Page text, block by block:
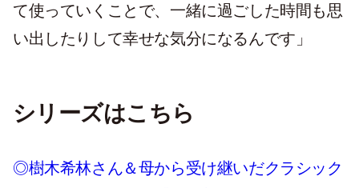
て使っていくことで、一緒に過ごした時間も思
い出したりして幸せな気分になるんです」
シリーズはこちら
◎樹木希林さん＆母から受け継いだクラシック